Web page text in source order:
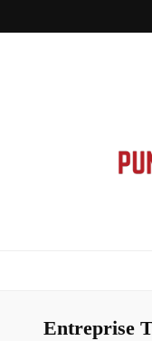
Entreprise